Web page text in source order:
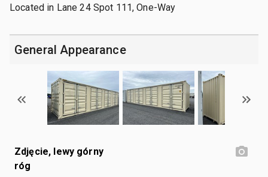
Located in Lane 24 Spot 111, One-Way
General Appearance
Zdjęcie, lewy górny
róg